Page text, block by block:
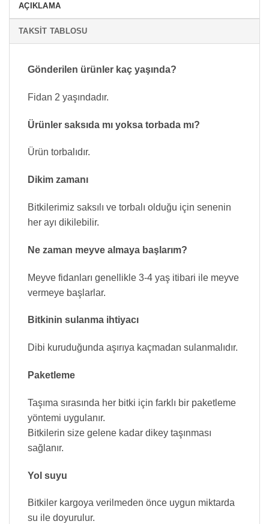
AÇIKLAMA
TAKSIT TABLOSU
Gönderilen ürünler kaç yaşında?
Fidan 2 yaşındadır.
Ürünler saksıda mı yoksa torbada mı?
Ürün torbalıdır.
Dikim zamanı
Bitkilerimiz saksılı ve torbalı olduğu için senenin
her ayı dikilebilir.
Ne zaman meyve almaya başlarım?
Meyve fidanları genellikle 3-4 yaş itibari ile meyve
vermeye başlarlar.
Bitkinin sulanma ihtiyacı
Dibi kuruduğunda aşırıya kaçmadan sulanmalıdır.
Paketleme
Taşıma sırasında her bitki için farklı bir paketleme
yöntemi uygulanır.
Bitkilerin size gelene kadar dikey taşınması
sağlanır.
Yol suyu
Bitkiler kargoya verilmeden önce uygun miktarda
su ile doyurulur.